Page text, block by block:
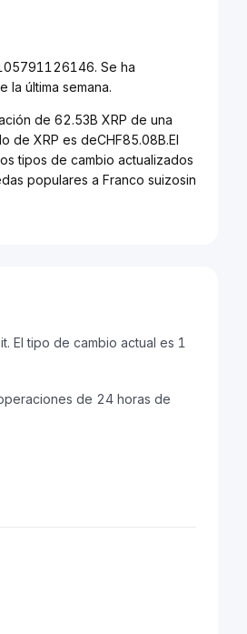
Se ha
última semana.
de 62.53B XRP de una
de XRP es deCHF85.08B.El
tipos de cambio actualizados
populares a Franco suizosin
El tipo de cambio actual es 1
de 24 horas de